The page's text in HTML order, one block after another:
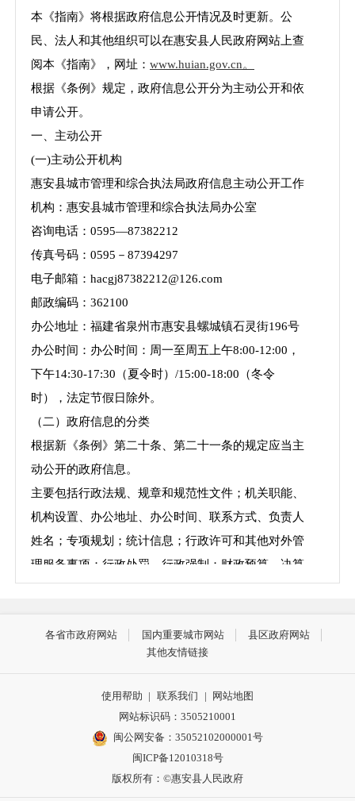
本 《指南》将根据政府信息公开情况及时更新。公
民、法人和其他组织可以在惠安县人民政府网站上查
阅本《指南》，网址： www.huian.gov.cn。
根据《条例》规定，政府信息公开分为主动公开和依
申请公开。
一、 主动公开
(一)主动公开机构
惠安县城市管理和综合执法局政府信息主动公开工作
机构：惠安县城市管理和综合执法局办公室
咨询电话： 0595—87382212
传真号码： 0595－87394297
电子邮箱： hacgj87382212@126.com
邮政编码： 362100
办公地址：福建省泉州市惠安县螺城镇石灵街196号
办公时间：办公时间：周一至周五上午8:00-12:00，
下午14:30-17:30（夏令时）/15:00-18:00（冬令
时），法定节假日除外。
（二）政府信息的分类
根据新《条例》第二十条、第二十一条的规定应当主
动公开的政府信息。
主要包括行政法规、规章和规范性文件；机关职能、
机构设置、办公地址、办公时间、联系方式、负责人
姓名；专项规划；统计信息；行政许可和其他对外管
理服务事项；行政处罚、行政强制；财政预算、决算
信息；行政事业性收费项目；突发公共事件的应急预
全生产的监督检查情况；涉及市政建设、公共服务方
面的政府信息；法律、法规、规章和国家有关规定规
惠安县城市管理和综合执法局信息编排体系主要包含
/文号、发布机构、公文生成日期、有效
各省市政府网站 国内重要城市网站
县区政府网站
其他友情链接
使用帮助 | 联系我们 |
网站地图
网站标识码：3505210001
闽公网安备：35052102000001号
闽ICP备12010318号
版权所有：©惠安县人民政府